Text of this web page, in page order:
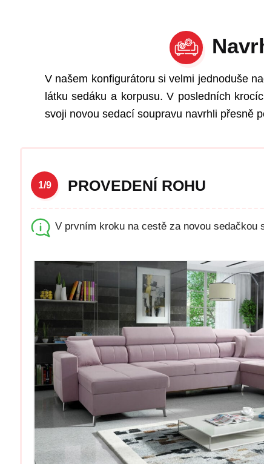
V našem konfigurátoru si velmi jednoduše
látku sedáku a korpusu. V posledních
svoji novou sedací soupravu navrhli přesně
1/9 PROVEDENÍ ROHU
V prvním kroku na cestě za novou sedačkou